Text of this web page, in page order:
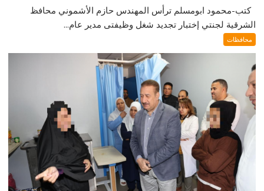
كتب-محمود ابومسلم ترأس المهندس حازم الأشموني محافظ
الشرقية لجنتي إختبار تجديد شغل وظيفتى مدير عام...
محافظات